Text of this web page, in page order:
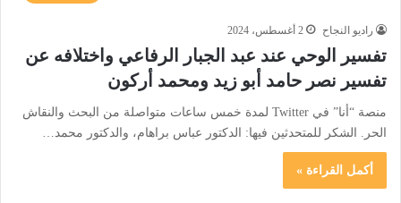
راديو النجاح 2 أغسطس، 2024
تفسير الوحي عند عبد الجبار الرفاعي واختلافه عن
تفسير نصر حامد أبو زيد ومحمد أركون
منصة “أنا” في Twitter لمدة خمس ساعات متواصلة من البحث والنقاش
الحر. الشكر للمتحدثين فيها: الدكتور عباس براهام، والدكتور محمد…
أكمل القراءة »